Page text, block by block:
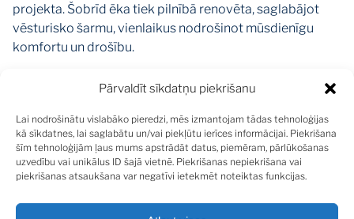
Pārvaldīt sīkdatņu piekrišanu
Lai nodrošinātu vislabāko pieredzi, mēs izmantojam tādas tehnoloģijas
kā sīkdatnes, lai saglabātu un/vai piekļūtu ierīces informācijai. Piekrišana
šīm tehnoloģijām ļaus mums apstrādāt datus, piemēram, pārlūkošanas
uzvedību vai unikālus ID šajā vietnē. Piekrišanas nepiekrišana vai
piekrišanas atsaukšana var negatīvi ietekmēt noteiktas funkcijas.
projekta. Šobrīd ēka tiek pilnībā renovēta, saglabājot
vēsturisko šarmu, vienlaikus nodrošinot mūsdienīgu
komfortu un drošību.
Plānā dzīvoklis Nr.1
Ēkas renovācija paredz radīt mūsdienām atbilstošu
modernu vidi, komfortu un drošību saglabājot vēstures
šarmu. Masīvie starpstāvu pārsegumi nodrošina pilnīgu